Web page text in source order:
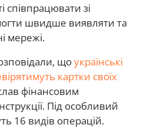
співпрацювати зі
швидше виявляти та
мережі.
щоукраїнські
картки своїх
фінансовим
Під особливий
16 видів операцій.